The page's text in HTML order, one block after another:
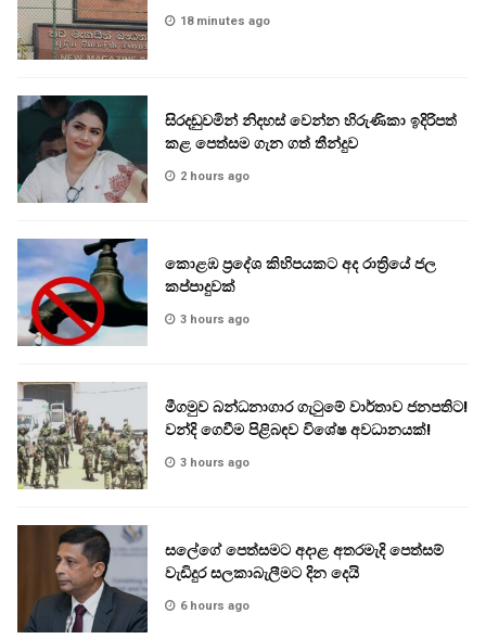
18 minutes ago
සිරදඬුවමින් නිදහස් වෙන්න හිරුණිකා ඉදිරිපත්
කළ පෙත්සම ගැන ගත් තීන්දුව
2 hours ago
කොළඹ ප්‍රදේශ කිහිපයකට අද රාත්‍රියේ ජල
කප්පාදුවක්
3 hours ago
මීගමුව බන්ධනාගාර ගැටුමේ වාර්තාව ජනපතිට!
වන්දි ගෙවීම පිළිබඳව විශේෂ අවධානයක්!
3 hours ago
සලේගේ පෙත්සමට අදාළ අතරමැදි පෙත්සම්
වැඩිදුර සලකාබැලීමට දින දෙයි
6 hours ago